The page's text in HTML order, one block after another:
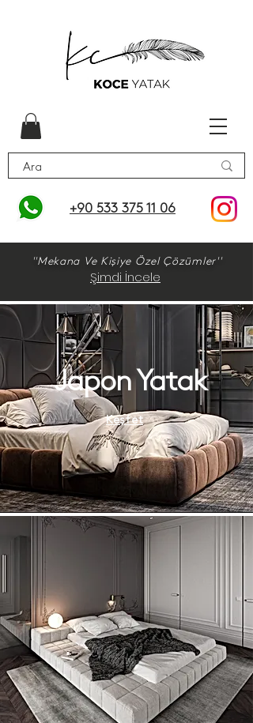
+90 533 375 11 06
''Mekana Ve Kişiye Özel Çözümler''
Şimdi İncele
Japon Yatak
Keşfet